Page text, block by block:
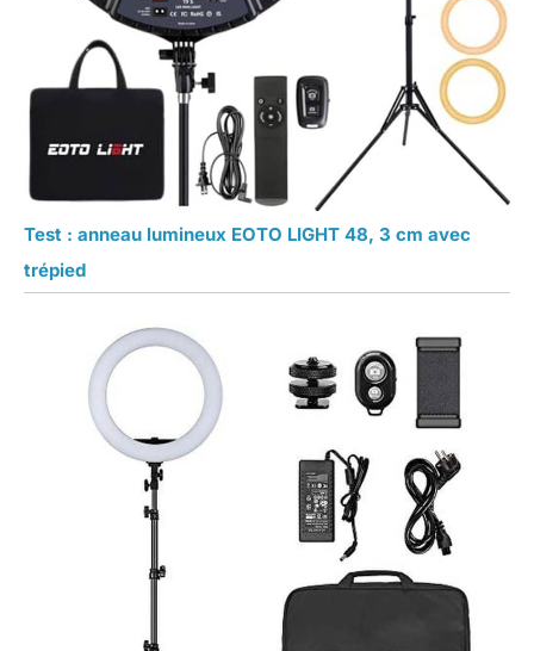
Test : anneau lumineux EOTO LIGHT 48, 3 cm avec
trépied